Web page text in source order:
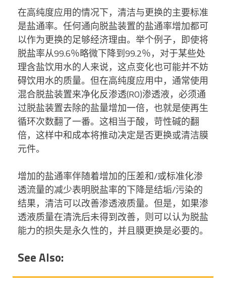
在高纯度应用的情况下，清洁与更换的主要标准
是盐通率。任何通向脱盐装置的盐通率增加都可
以作为更换的足够经济理由。举个例子，即使将
脱盐率从99.6％略微下降到99.2％，对于某些处
理含盐饮用水的人来说，这点变化也可能并不妨
碍饮用水的质量。但在高纯度应用中，通常使用
混合脱盐装置来净化反渗透(RO)渗透液，必须通
过脱盐装置去除的盐量增加一倍，也就是使再生
循环次数翻了一番。这相当于酸，苛性碱的翻
倍，这样中和成本将推动决定是否更换或清洁膜
元件。
增加的盐通率伴随着增加的压差和/或标准化渗
透流量的减少表明脱盐率的下降是结垢/污染的
结果，清洁可以改善渗透液质量。但是，如果渗
透液质量在清洗后未得到改善，则可以认为脱盐
能力的损失是永久性的，并且膜更换是必要的。
See Also: